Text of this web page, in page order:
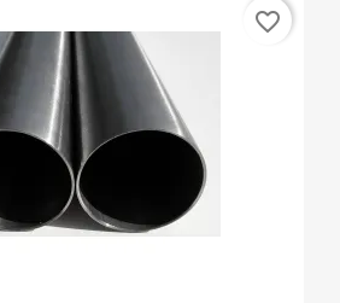
favorite_border